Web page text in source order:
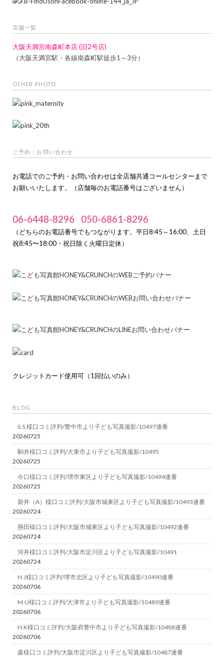
店舗一覧
大阪天満宮南森町本店 (旧2号店)
（大阪天満宮駅・各線南森町駅徒歩1～3分）
OTHER PHOTO
ご予約・お問い合わせ
お電話でのご予約・お問い合わせは全店舗共通コールセンターまで
お願いいたします。（店舗毎のお電話番号はございません）
06-6448-8296 050-6861-8296
（どちらのお電話番号でもつながります。平日8:45～16:00、土日
祝8:45〜18:00・祝日除く火曜日定休）
クレジットカード使用可（1回払いのみ）
BLOG
S.S.様口コミ評判/豊中市より子ども写真撮影/10497連番
20260725
駒井様口コミ評判/大東市より子ども写真撮影/10495
20260725
今口様口コミ評判/堺市東区より子ども写真撮影/10494連番
20260725
新井（A）様口コミ評判/大阪市城東区より子ども写真撮影/10493連番
20260724
懸田様口コミ評判/大阪市城東区より子ども写真撮影/10492連番
20260724
河井様口コミ評判/大阪市淀川区より子ども写真撮影/10491
20260724
H.J様口コミ評判/堺市北区より子ども写真撮影/10490連番
20260706
M.U様口コミ評判/大津市より子ども写真撮影/10489連番
20260706
H.K様口コミ評判/大阪府豊中市より子ども写真撮影/10488連番
20260706
森様口コミ評判/大阪市淀川区より子ども写真撮影/10487連番